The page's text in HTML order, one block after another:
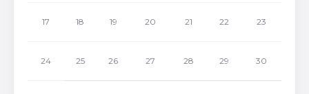
17 18 19 20 21 22 23
24 25 26 27 28 29 30